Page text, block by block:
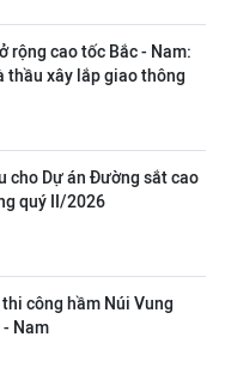
rộng cao tốc Bắc - Nam:
thầu xây lắp giao thông
cho Dự án Đường sắt cao
quý II/2026
công hầm Núi Vung
Nam